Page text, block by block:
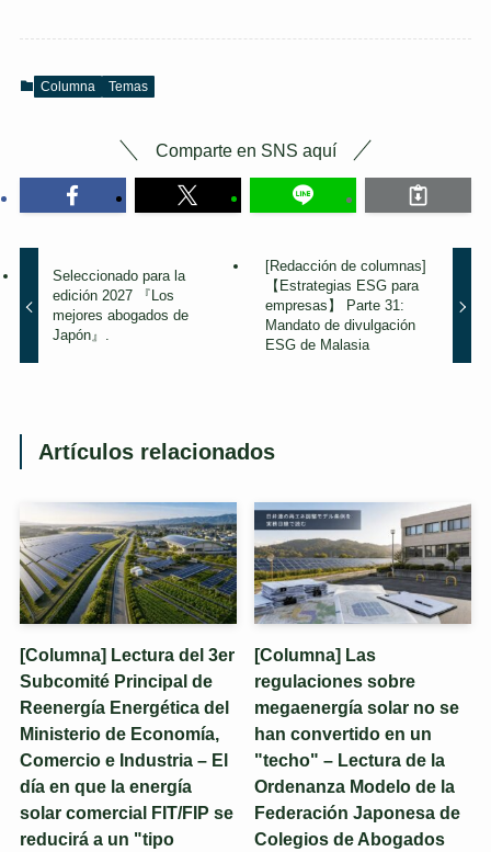
Columna Temas
Comparte en SNS aquí
Seleccionado para la
edición 2027 『Los
mejores abogados de
Japón』.
[Redacción de columnas]
【Estrategias ESG para
empresas】 Parte 31:
Mandato de divulgación
ESG de Malasia
Artículos relacionados
[Columna] Lectura del 3er
Subcomité Principal de
Reenergía Energética del
Ministerio de Economía,
Comercio e Industria – El
día en que la energía
solar comercial FIT/FIP se
reducirá a un "tipo
[Columna] Las
regulaciones sobre
megaenergía solar no se
han convertido en un
"techo" – Lectura de la
Ordenanza Modelo de la
Federación Japonesa de
Colegios de Abogados